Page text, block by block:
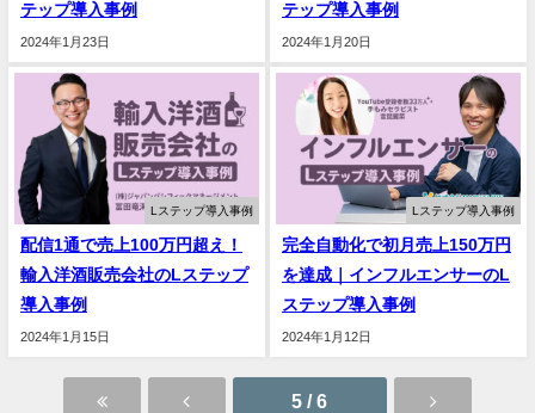
テップ導入事例
2024年1月23日
テップ導入事例
2024年1月20日
Lステップ導入事例
配信1通で売上100万円超え！
輸入洋酒販売会社のLステップ
導入事例
2024年1月15日
Lステップ導入事例
完全自動化で初月売上150万円
を達成｜インフルエンサーのL
ステップ導入事例
2024年1月12日
5 / 6